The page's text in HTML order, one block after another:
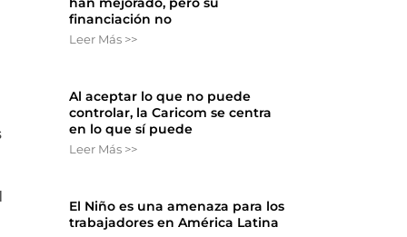
financiación no
Leer Más >>
Al aceptar lo que no puede
controlar, la Caricom se centra
en lo que sí puede
Leer Más >>
El Niño es una amenaza para los
trabajadores en América Latina